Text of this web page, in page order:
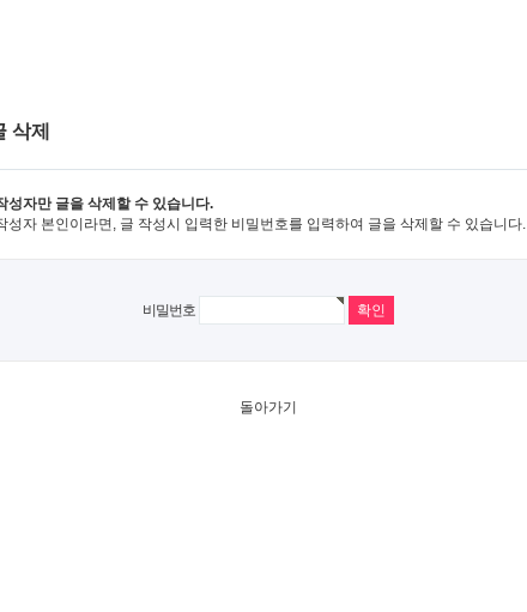
삭제
성자만 글을 삭제할 수 있습니다.
성자 본인이라면, 글 작성시 입력한 비밀번호를 입력하여 글을 삭제할 수 있습니다.
비밀번호
돌아가기